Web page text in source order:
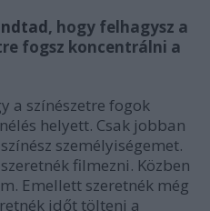
, hogy felhagysz a
fogsz koncentrálni a
a színészetre fogok
helyett. Csak jobban
személyiségemet.
filmezni. Közben
Emellett szeretnék még
időt tölteni a